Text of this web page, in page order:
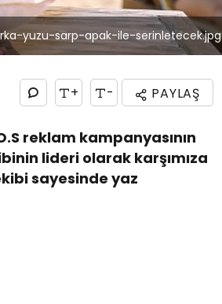
yuzu-sarp-apak-ile-serinletecek.jpg
+ - PAYLAŞ
reklam kampanyasının
lideri olarak karşımıza
sayesinde yaz